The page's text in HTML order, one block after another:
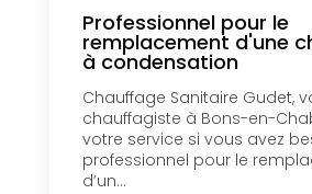
Professionnel pour le
remplacement d'une
à condensation
Chauffage Sanitaire Gudet,
chauffagiste à Bons-en-
votre service si vous avez
professionnel pour le
d’un...